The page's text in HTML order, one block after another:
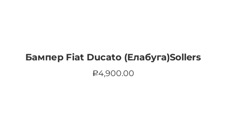
Бампер Fiat Ducato (Елабуга)Sollers
Р4,900.00